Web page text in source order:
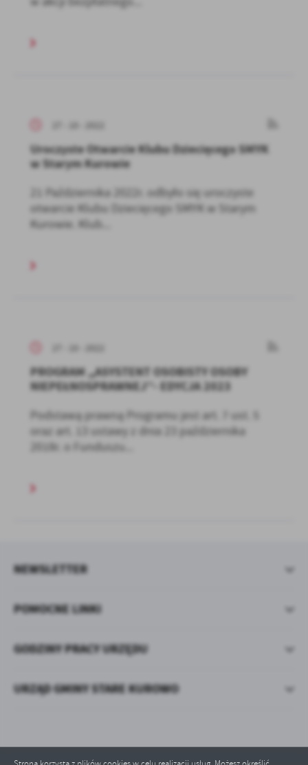
Uroczyste Otwarcie Klubu Dziecięcego SMYK
w Starym Kurowie
21 Października 2022r. odbyło się uroczyste
otwarcie Klubu Dziecięcego SMYK w Starym
Kurowie. Klub...
PROGRAM ,,ASYSTENT OSOBISTY OSOBY
NIEPEŁNOSPRAWNEJ’’- EDYCJA 2023
Podstawą prawną Programu jest art. 7 ust. 5
oraz art. 13 ustawy z dnia 23 października
2018r. o Funduszu...
POMOCNE LINKI
NEWSLETTER
GODZINY PRACY URZĘDU
URZĄD GMINY STARE KUROWO